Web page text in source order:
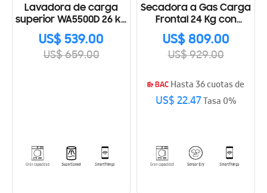
Lavadora de carga
superior WA5500D 26 kg
con gran capacidad
US$ 539.00
US$ 659.00
Secadora a Gas Carga
Frontal 24 Kg con
Sensor Dry
US$ 809.00
US$ 929.00
Hasta 36 cuotas de
US$ 22.47Tasa 0%